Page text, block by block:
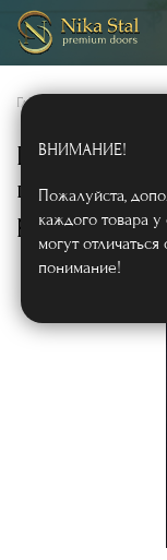
Главная
Полуторная
решётками
ВНИМАНИЕ!
Пожалуйста,
каждого товара
могут
понимание!